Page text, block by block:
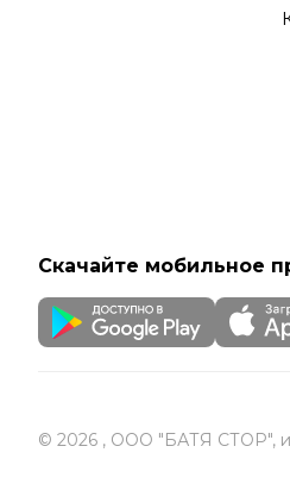
Скачайте мобильное
© 2026 , ООО "БАТЯ СТОР",